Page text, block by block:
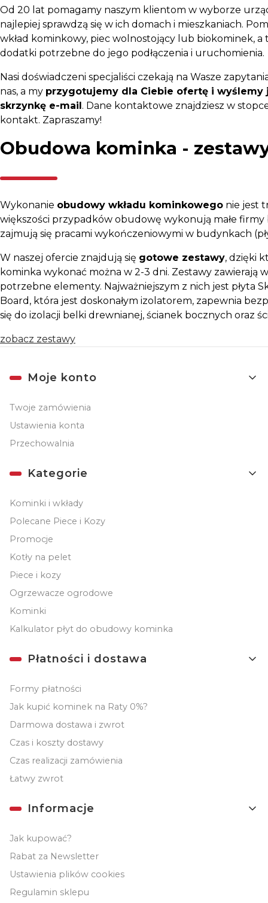
Od 20 lat pomagamy naszym klientom w wyborze
najlepiej sprawdzą się w ich domach i mieszkaniach.
wkład kominkowy, piec wolnostojący lub biokominek, a
dodatki potrzebne do jego podłączenia i uruchomienia.
Nasi doświadczeni specjaliści czekają na Wasze
nas, a my przygotujemy dla Ciebie ofertę i wyślemy
skrzynkę e-mail . Dane kontaktowe znajdziesz w
kontakt. Zapraszamy!
Obudowa kominka -
Wykonanie obudowy wkładu kominkowego nie jest
większości przypadków obudowę wykonują małe
zajmują się pracami wykończeniowymi w budynkach
W naszej ofercie znajdują się gotowe zestawy, dzięki
kominka wykonać można w 2-3 dni. Zestawy zawierają
potrzebne elementy. Najważniejszym z nich jest płyta
Board, która jest doskonałym izolatorem, zapewnia
się do izolacji belki drewnianej, ścianek bocznych oraz
zobacz zestawy
Linki w stopce
Moje konto
Twoje zamówienia
Ustawienia konta
Przechowalnia
Kategorie
Kominki i wkłady
Polecane Piece i Kozy
Promocje
Kotły na pelet
Piece i kozy
Ogrzewacze ogrodowe
Kominki
Kalkulator płyt do obudowy kominka
Płatności i dostawa
Formy płatności
Jak kupić kominek na Raty 0%?
Darmowa dostawa i zwrot
Czas i koszty dostawy
Czas realizacji zamówienia
Łatwy zwrot
Informacje
Jak kupować?
Rabat za Newsletter
Ustawienia plików cookies
Regulamin sklepu